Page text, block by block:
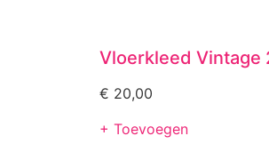
Vloerkleed Vintage
€ 20,00
+ Toevoegen